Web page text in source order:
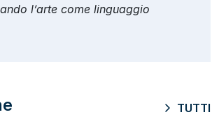
l’arte come linguaggio
TUTTI